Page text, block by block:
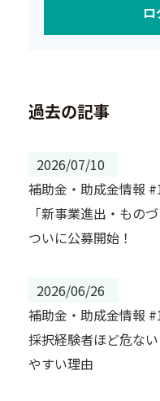
は、理想のスケール
実行可能性に他なり
過去の記事
2026/07/10
補助金・助成金情報
「新事業進出・もの
ついに公募開始！
2026/06/26
補助金・助成金情報
採択経験者ほど危な
やすい理由